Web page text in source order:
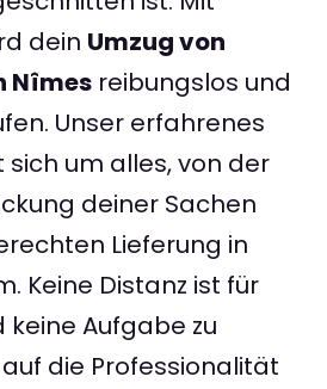
dein Umzug von
Nîmes reibungslos und
Unser erfahrenes
um alles, von der
deiner Sachen
Lieferung in
Keine Distanz ist für
keine Aufgabe zu
die Professionalität